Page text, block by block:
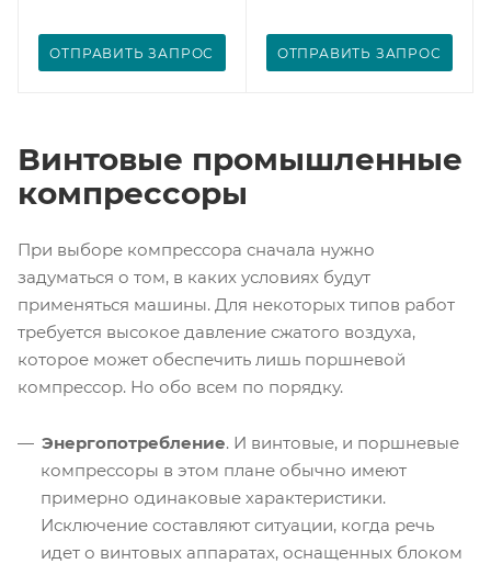
ОТПРАВИТЬ ЗАПРОС ОТПРАВИТЬ ЗАПРОС
Винтовые промышленные
компрессоры
При выборе компрессора сначала нужно
задуматься о том, в каких условиях будут
применяться машины. Для некоторых типов работ
требуется высокое давление сжатого воздуха,
которое может обеспечить лишь поршневой
компрессор. Но обо всем по порядку.
Энергопотребление. И винтовые, и поршневые
компрессоры в этом плане обычно имеют
примерно одинаковые характеристики.
Исключение составляют ситуации, когда речь
идет о винтовых аппаратах, оснащенных блоком